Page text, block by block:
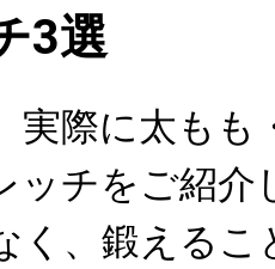
3選
実際に太もも
ッチをご紹介
く、鍛える